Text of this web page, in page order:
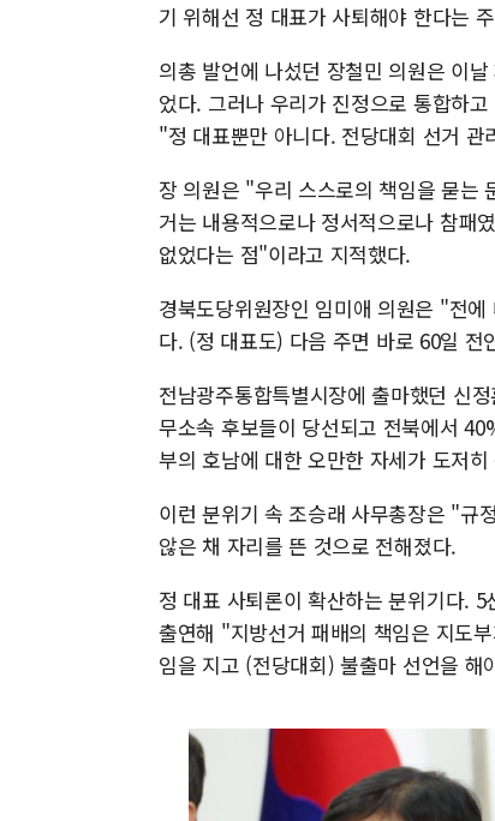
기 위해선 정 대표가 사퇴해야 한다는
의총 발언에 나섰던 장철민 의원은 이
었다. 그러나 우리가 진정으로 통합하
"정 대표뿐만 아니다. 전당대회 선거
장 의원은 "우리 스스로의 책임을 묻는
거는 내용적으로나 정서적으로나 참패
없었다는 점"이라고 지적했다.
경북도당위원장인 임미애 의원은 "전
다. (정 대표도) 다음 주면 바로 60일
전남광주통합특별시장에 출마했던 신
무소속 후보들이 당선되고 전북에서
부의 호남에 대한 오만한 자세가 도저
이런 분위기 속 조승래 사무총장은 "규
않은 채 자리를 뜬 것으로 전해졌다.
정 대표 사퇴론이 확산하는 분위기다.
출연해 "지방선거 패배의 책임은 지도
임을 지고 (전당대회) 불출마 선언을 해